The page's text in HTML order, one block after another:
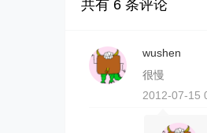
共有 6 条评论
wushen
很慢
2012-07-15